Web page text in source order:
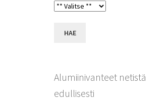
HAE
Alumiinivanteet netistä
edullisesti